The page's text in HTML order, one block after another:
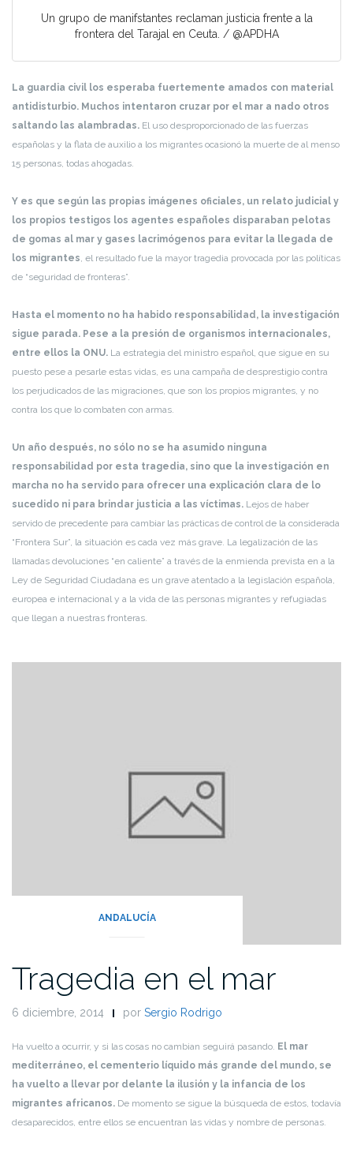
Un grupo de manifstantes reclaman justicia frente a la
frontera del Tarajal en Ceuta. / @APDHA
La guardia civil los esperaba fuertemente amados con material
antidisturbio. Muchos intentaron cruzar por el mar a nado otros
saltando las alambradas. El uso desproporcionado de las fuerzas
españolas y la flata de auxilio a los migrantes ocasionó la muerte de al menso
15 personas, todas ahogadas.
Y es que según las propias imágenes oficiales, un relato judicial y
los propios testigos los agentes españoles disparaban pelotas
de gomas al mar y gases lacrimógenos para evitar la llegada de
los migrantes, el resultado fue la mayor tragedia provocada por las políticas
de “seguridad de fronteras”.
Hasta el momento no ha habido responsabilidad, la investigación
sigue parada. Pese a la presión de organismos internacionales,
entre ellos la ONU. La estrategia del ministro español, que sigue en su
puesto pese a pesarle estas vidas, es una campaña de desprestigio contra
los perjudicados de las migraciones, que son los propios migrantes, y no
contra los que lo combaten con armas.
Un año después, no sólo no se ha asumido ninguna
responsabilidad por esta tragedia, sino que la investigación en
marcha no ha servido para ofrecer una explicación clara de lo
sucedido ni para brindar justicia a las víctimas. Lejos de haber
servido de precedente para cambiar las prácticas de control de la considerada
“Frontera Sur”, la situación es cada vez más grave. La legalización de las
llamadas devoluciones “en caliente” a través de la enmienda prevista en a la
Ley de Seguridad Ciudadana es un grave atentado a la legislación española,
europea e internacional y a la vida de las personas migrantes y refugiadas
que llegan a nuestras fronteras.
ANDALUCÍA
Tragedia en el mar
6 diciembre, 2014 por Sergio Rodrigo
Ha vuelto a ocurrir, y si las cosas no cambian seguirá pasando. El mar
mediterráneo, el cementerio líquido más grande del mundo, se
ha vuelto a llevar por delante la ilusión y la infancia de los
migrantes africanos. De momento se sigue la búsqueda de estos, todavía
desaparecidos, entre ellos se encuentran las vidas y nombre de personas.